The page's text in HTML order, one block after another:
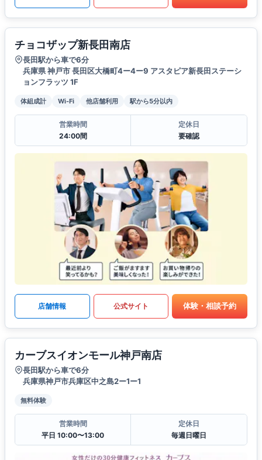
チョコザップ新長田南店
長田駅から車で6分
兵庫県 神戸市 長田区大橋町4ー4ー9 アスタピア新長田ステーシ
ョンフラッツ 1F
体組成計 Wi-Fi 他店舗利用 駅から5分以内
営業時間
24:00間
定休日
要確認
店舗情報 公式サイト 体験・相談予約
カーブスイオンモール神戸南店
長田駅から車で6分
兵庫県神戸市兵庫区中之島2ー1ー1
無料体験
営業時間
平日 10:00〜13:00
定休日
毎週日曜日